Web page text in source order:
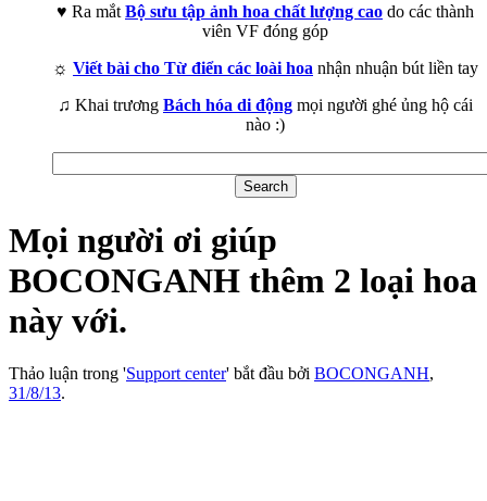
♥ Ra mắt Bộ sưu tập ảnh hoa chất lượng cao do các thành
viên VF đóng góp
☼ Viết bài cho Từ điển các loài hoa nhận nhuận bút liền tay
♫ Khai trương Bách hóa di động mọi người ghé ủng hộ cái
nào :)
Mọi người ơi giúp
BOCONGANH thêm 2 loại hoa
này với.
Thảo luận trong 'Support center' bắt đầu bởi BOCONGANH,
31/8/13.